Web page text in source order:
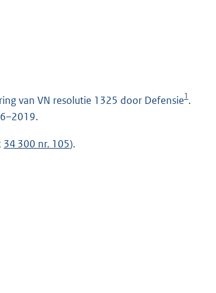
van VN resolutie 1325 door Defensie1.
34 300 nr. 105).